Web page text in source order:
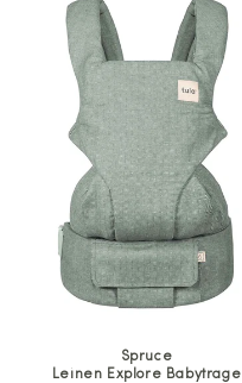
Spruce
Leinen Explore Babytrage